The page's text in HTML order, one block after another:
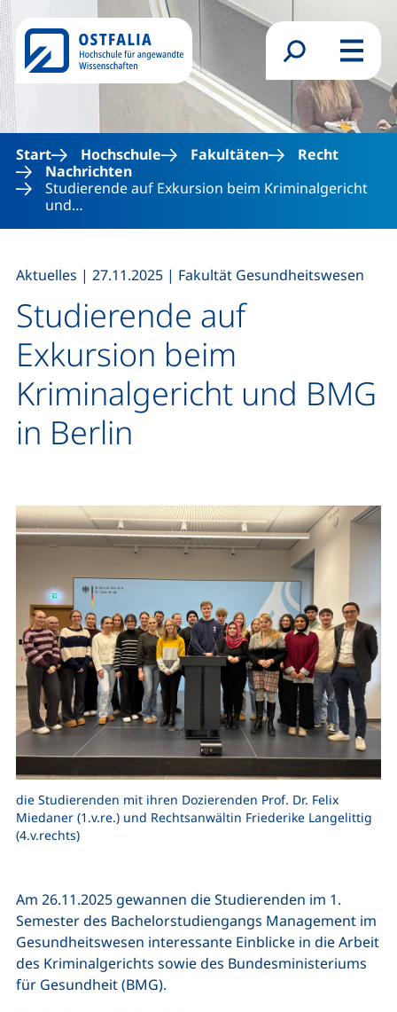
Direkt zum Inhalt
Suchformular
Menü
Start Hochschule Fakultäten
Recht
Nachrichten
Studierende auf Exkursion beim Kriminalgericht
und…
Studierende auf
Exkursion beim
Kriminalgericht und BMG
in Berlin
Aktuelles | 27.11.2025 | Fakultät Gesundheitswesen
die Studierenden mit ihren Dozierenden Prof. Dr. Felix
Miedaner (1.v.re.) und Rechtsanwältin Friederike Langelittig
(4.v.rechts)
Am 26.11.2025 gewannen die Studierenden im 1.
Semester des Bachelorstudiengangs Management im
Gesundheitswesen interessante Einblicke in die Arbeit
des Kriminalgerichts sowie des Bundesministeriums
für Gesundheit (BMG).